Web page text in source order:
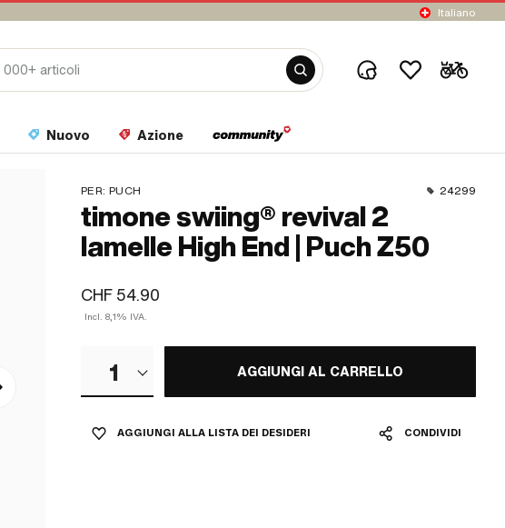
Italiano
Nuovo Azione
PER: PUCH 24299
timone swiing® revival 2
lamelle High End | Puch Z50
CHF 54.90
Incl. 8,1% IVA.
1 AGGIUNGI AL CARRELLO
AGGIUNGI ALLA LISTA DEI DESIDERI CONDIVIDI